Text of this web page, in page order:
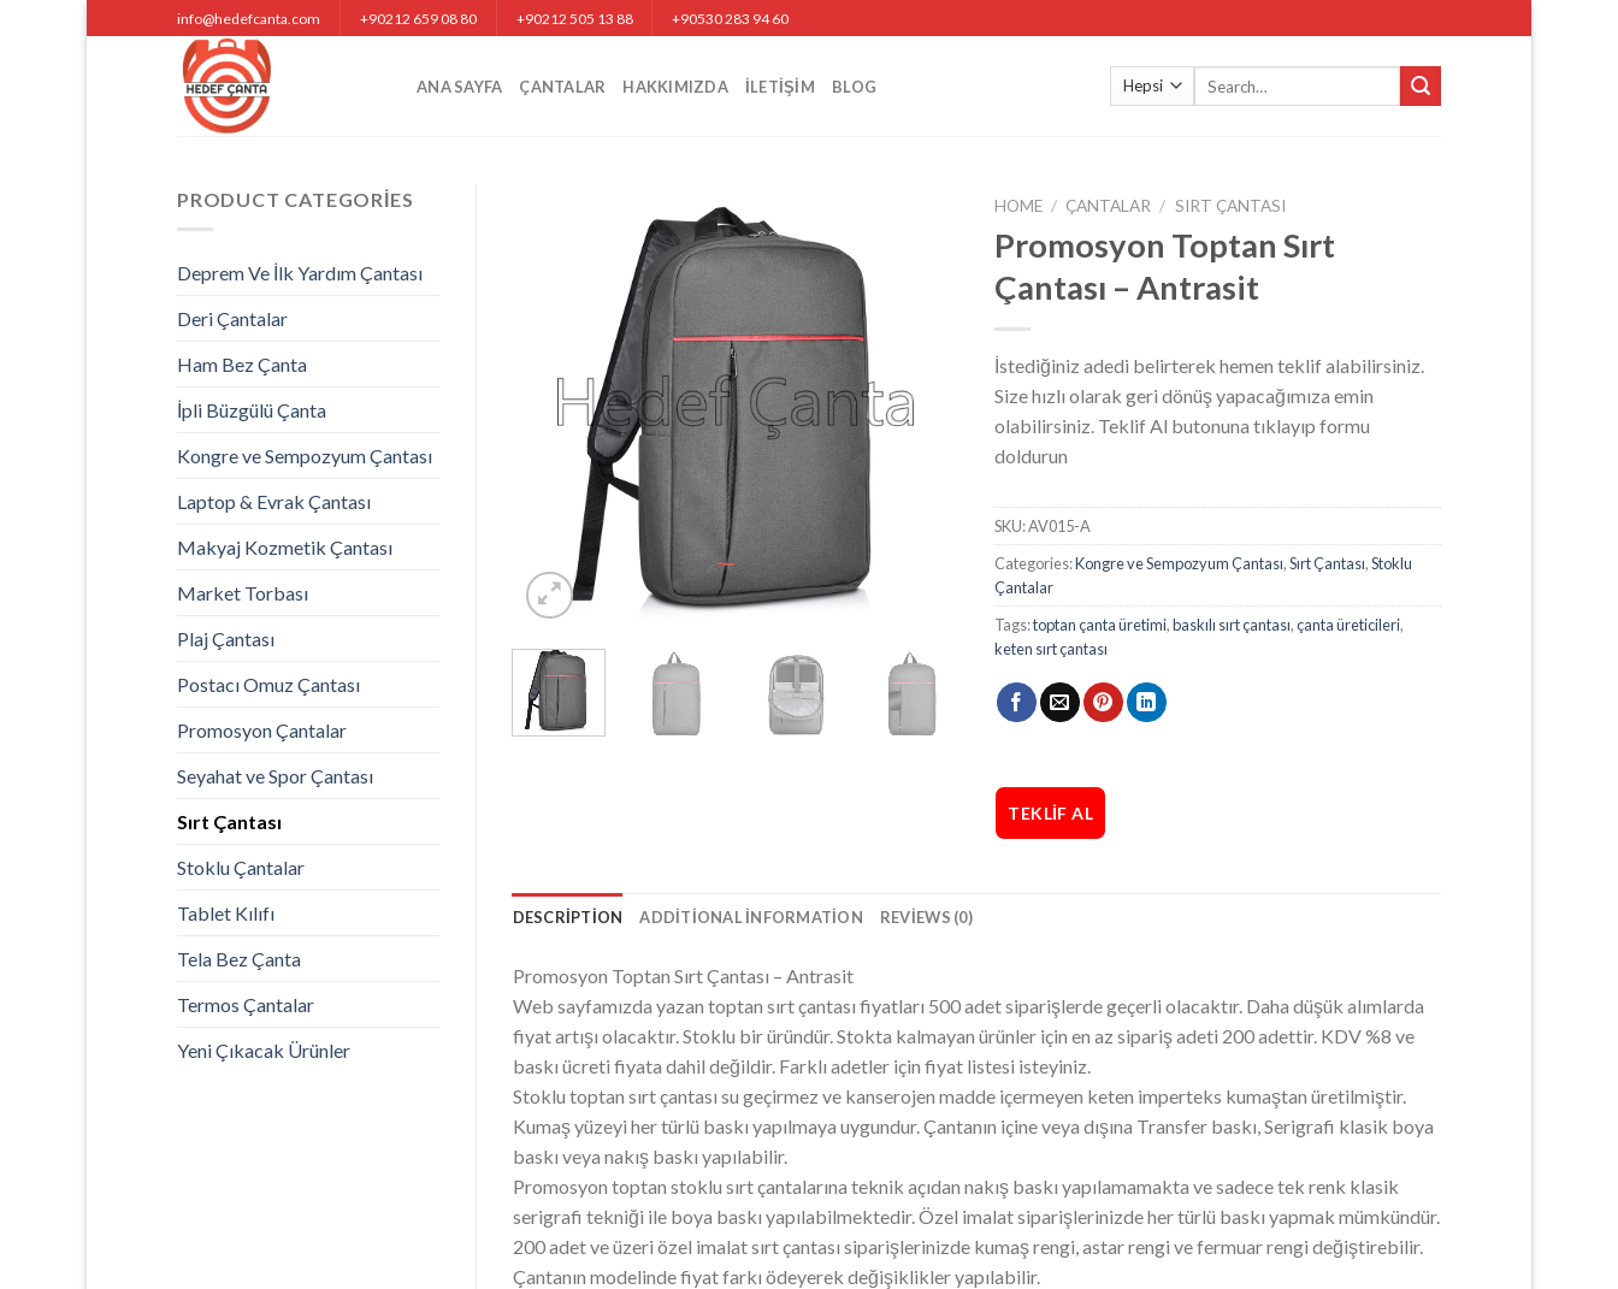
info@hedefcanta.com +90212 659 08 80 +90212 505 13 88 +90530 283 94 60
ANA SAYFA ÇANTALAR HAKKIMIZDA İLETIŞIM BLOG
Search
PRODUCT CATEGORIES
Deprem Ve İlk Yardım Çantası
Deri Çantalar
Ham Bez Çanta
İpli Büzgülü Çanta
Kongre ve Sempozyum Çantası
Laptop & Evrak Çantası
Makyaj Kozmetik Çantası
Market Torbası
Plaj Çantası
Postacı Omuz Çantası
Promosyon Çantalar
Seyahat ve Spor Çantası
Sırt Çantası
Stoklu Çantalar
Tablet Kılıfı
Tela Bez Çanta
Termos Çantalar
Yeni Çıkacak Ürünler
HOME / ÇANTALAR / SIRT ÇANTASI
Promosyon Toptan Sırt
Çantası – Antrasit
İstediğiniz adedi belirterek hemen teklif alabilirsiniz.
Size hızlı olarak geri dönüş yapacağımıza emin
olabilirsiniz. Teklif Al butonuna tıklayıp formu
doldurun
SKU:AV015-A
Categories:Kongre ve Sempozyum Çantası,Sırt Çantası,Stoklu
Çantalar
Tags:toptan çanta üretimi,baskılı sırt çantası,çanta üreticileri,
keten sırt çantası
TEKLIF AL
DESCRIPTION ADDITIONAL INFORMATION REVIEWS (0)
Promosyon Toptan Sırt Çantası – Antrasit
Web sayfamızda yazan toptan sırt çantası fiyatları 500 adet siparişlerde geçerli olacaktır. Daha düşük alımlarda
fiyat artışı olacaktır. Stoklu bir üründür. Stokta kalmayan ürünler için en az sipariş adeti 200 adettir. KDV %8 ve
baskı ücreti fiyata dahil değildir. Farklı adetler için fiyat listesi isteyiniz.
Stoklu toptan sırt çantası su geçirmez ve kanserojen madde içermeyen keten imperteks kumaştan üretilmiştir.
Kumaş yüzeyi her türlü baskı yapılmaya uygundur. Çantanın içine veya dışına Transfer baskı, Serigrafi klasik boya
baskı veya nakış baskı yapılabilir.
Promosyon toptan stoklu sırt çantalarına teknik açıdan nakış baskı yapılamamakta ve sadece tek renk klasik
serigrafi tekniği ile boya baskı yapılabilmektedir. Özel imalat siparişlerinizde her türlü baskı yapmak mümkündür.
200 adet ve üzeri özel imalat sırt çantası siparişlerinizde kumaş rengi, astar rengi ve fermuar rengi değiştirebilir.
Çantanın modelinde fiyat farkı ödeyerek değişiklikler yapılabilir.